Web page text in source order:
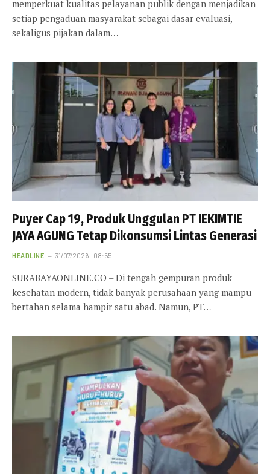
memperkuat kualitas pelayanan publik dengan menjadikan
setiap pengaduan masyarakat sebagai dasar evaluasi,
sekaligus pijakan dalam…
Puyer Cap 19, Produk Unggulan PT IEKIMTIE
JAYA AGUNG Tetap Dikonsumsi Lintas Generasi
HEADLINE 31/07/2026 - 08:55
SURABAYAONLINE.CO – Di tengah gempuran produk
kesehatan modern, tidak banyak perusahaan yang mampu
bertahan selama hampir satu abad. Namun, PT…